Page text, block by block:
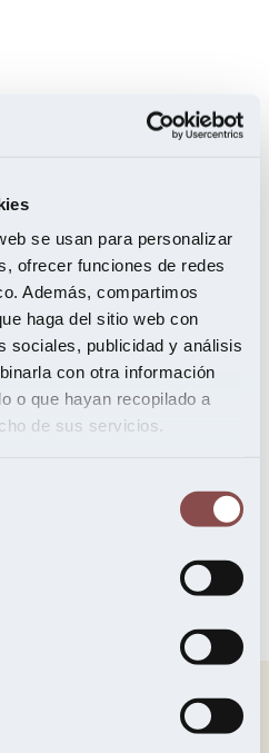
se usan para personalizar
ofrecer funciones de redes
Además, compartimos
haga del sitio web con
sociales, publicidad y análisis
con otra información
o que hayan recopilado a
de sus servicios.
de